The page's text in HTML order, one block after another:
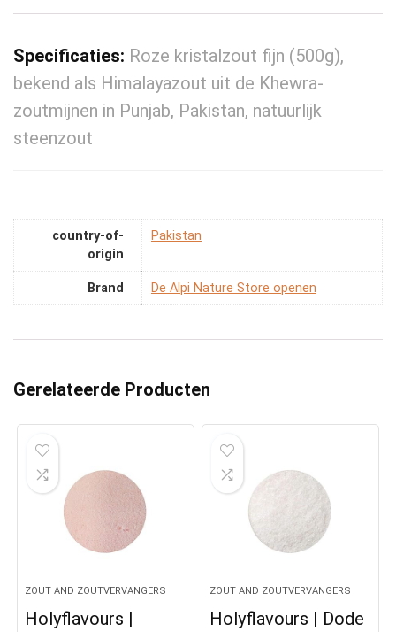
Specificaties: Roze kristalzout fijn (500g),
bekend als Himalayazout uit de Khewra-
zoutmijnen in Punjab, Pakistan, natuurlijk
steenzout
country-of-
origin
‎Pakistan
Brand De Alpi Nature Store openen
Gerelateerde Producten
ZOUT AND ZOUTVERVANGERS
Holyflavours |
ZOUT AND ZOUTVERVANGERS
Holyflavours | Dode